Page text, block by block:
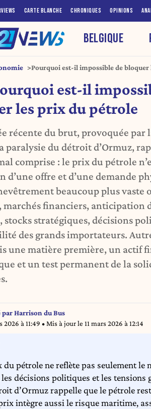
CARTE BLANCHE CHRONIQUES OPINIONS
BELGIQUE
Pourquoi est-il impossible de
est-il
les prix du pétrole
récente du brut, provoquée par
paralysie du détroit d’Ormuz,
comprise : le prix du pétrole
d’une offre et d’une demande
beaucoup plus vaste
marchés financiers, anticipation
stratégiques, décisions
des grands importateurs.
une matière première, un actif
et un test permanent de la
parHarrison du Bus
2026 à 11:49 • Mis à jour le 11 mars 2026 à 12:14
L'ARTICLE
du pétrole ne reflète pas seulement
décisions politiques et les tensions
d’Ormuz rappelle que le pétrole
intègre aussi le risque maritime,